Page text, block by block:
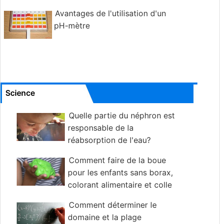
Avantages de l'utilisation d'un
pH-mètre
Science
Quelle partie du néphron est
responsable de la
réabsorption de l'eau?
Comment faire de la boue
pour les enfants sans borax,
colorant alimentaire et colle
Comment déterminer le
domaine et la plage